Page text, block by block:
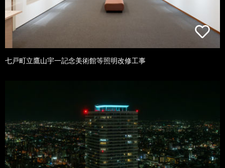
七戸町立鷹山宇一記念美術館等照明改修工事